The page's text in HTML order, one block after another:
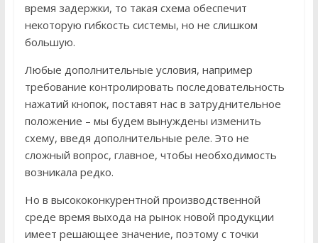
время задержки, то такая схема обеспечит
некоторую гибкость системы, но не слишком
большую.
Любые дополнительные условия, например
требование контролировать последовательность
нажатий кнопок, поставят нас в затруднительное
положение – мы будем вынуждены изменить
схему, введя дополнительные реле. Это не
сложный вопрос, главное, чтобы необходимость
возникала редко.
Но в высококонкурентной производственной
среде время выхода на рынок новой продукции
имеет решающее значение, поэтому с точки